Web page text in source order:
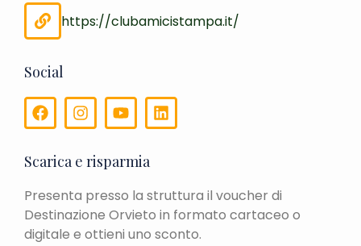
https://clubamicistampa.it/
Social
Scarica e risparmia
Presenta presso la struttura il voucher di
Destinazione Orvieto in formato cartaceo o
digitale e ottieni uno sconto.